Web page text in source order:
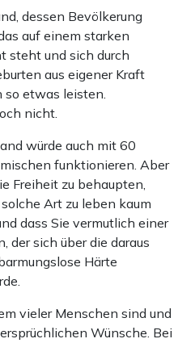
dessen Bevölkerung
auf einem starken
steht und sich durch
aus eigener Kraft
so etwas leisten.
nicht.
würde auch mit 60
funktionieren. Aber
Freiheit zu behaupten,
Art zu leben kaum
dass Sie vermutlich einer
der sich über die daraus
Härte
vieler Menschen sind und
Wünsche. Bei